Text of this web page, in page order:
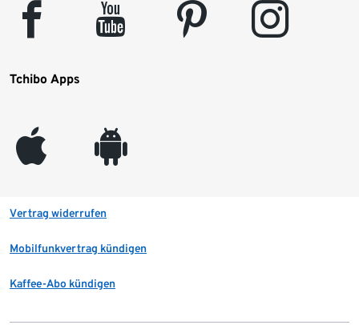
facebook youtube pinterest instagram
Tchibo Apps
appleinc android
Vertrag widerrufen
Mobilfunkvertrag kündigen
Kaffee-Abo kündigen